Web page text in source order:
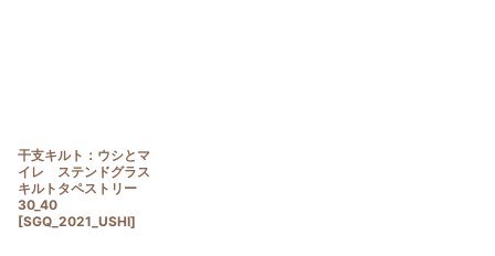
干支キルト：ウシとマ
イレ ステンドグラス
キルトタペストリー
30_40
[SGQ_2021_USHI]